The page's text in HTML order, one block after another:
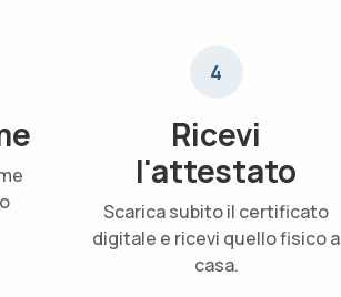
4
Ricevi
l'attestato
Scarica subito il certificato
digitale e ricevi quello fisico a
casa.